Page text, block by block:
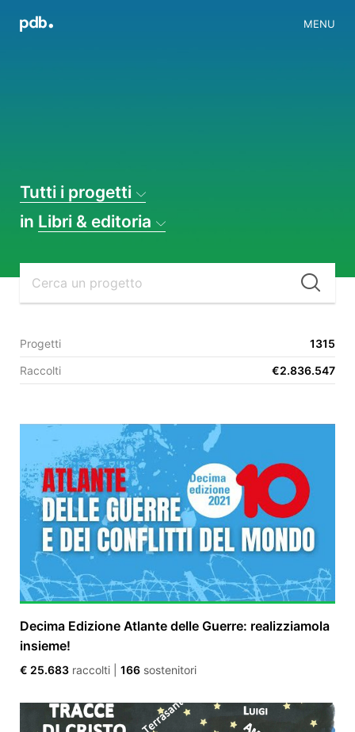
MENU
IT
ES
Tutti i progetti
in Libri & editoria
1315
Progetti
€2.836.547
Raccolti
Decima Edizione Atlante delle Guerre: realizziamola
insieme!
€ 25.683 raccolti 166 sostenitori